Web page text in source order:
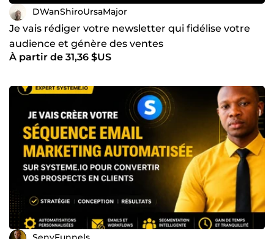
DWanShiroUrsaMajor
Je vais rédiger votre newsletter qui fidélise votre
audience et génère des ventes
À partir de 31,36 $US